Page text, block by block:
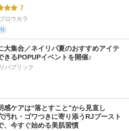
7
ロウカラ
大集合／ネイリパ夏のおすすめアイテ
きるPOPUPイベントを開催♪
パブリック
感ケアは“落とすこと”から見直し
汚れ・ゴワつきに寄り添うRJブースト
、今すぐ始める美肌習慣